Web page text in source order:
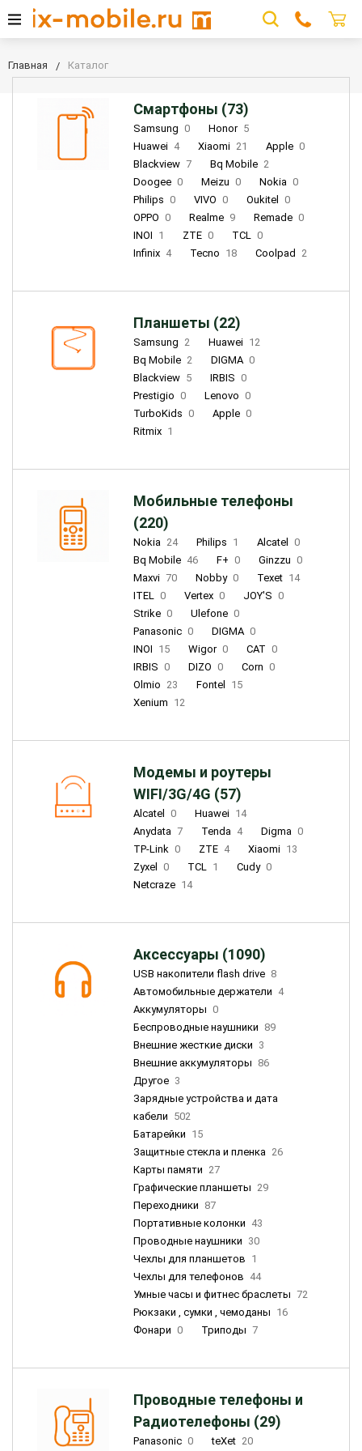
Главная Каталог
Смартфоны (73)
Samsung 0 Honor 5
Huawei 4 Xiaomi 21 Apple 0
Blackview 7 Bq Mobile 2
Doogee 0 Meizu 0 Nokia 0
Philips 0 VIVO 0 Oukitel
0
OPPO 0 Realme 9 Remade 0
INOI 1 ZTE 0 TCL 0
Infinix 4 Tecno 18 Coolpad 2
Планшеты (22)
Samsung 2 Huawei 12
Bq Mobile 2 DIGMA 0
Blackview 5 IRBIS 0
Prestigio 0 Lenovo 0
TurboKids 0 Apple 0
Ritmix 1
Мобильные телефоны
(220)
Nokia 24 Philips 1 Alcatel
0
Bq Mobile 46 F+ 0 Ginzzu 0
Maxvi 70 Nobby 0 Texet 14
ITEL 0 Vertex 0 JOY'S 0
Strike 0 Ulefone 0
Panasonic 0 DIGMA 0
INOI 15 Wigor 0 CAT 0
IRBIS 0 DIZO 0 Corn 0
Olmio 23 Fontel
15
Xenium 12
Модемы и роутеры
WIFI/3G/4G (57)
Alcatel 0 Huawei 14
Anydata 7 Tenda 4 Digma 0
TP-Link 0 ZTE 4 Xiaomi 13
Zyxel
0 TCL 1 Cudy 0
Netcraze 14
Аксессуары (1090)
USB накопители flash drive 8
Автомобильные держатели 4
Аккумуляторы 0
Беспроводные наушники 89
Внешние жесткие диски 3
Внешние аккумуляторы 86
Другое 3
Зарядные устройства и дата
кабели 502
Батарейки 15
Защитные стекла и пленка 26
Карты памяти 27
Графические планшеты 29
Переходники 87
Портативные колонки 43
Проводные наушники 30
Чехлы для планшетов 1
Чехлы для телефонов 44
Умные часы и фитнес браслеты 72
Рюкзаки , сумки , чемоданы 16
Фонари 0 Триподы 7
Проводные телефоны и
Радиотелефоны (29)
Panasonic 0 teXet 20